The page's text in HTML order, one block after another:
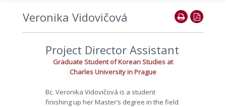
Veronika Vidovičová
Project Director Assistant
Graduate Student of Korean Studies at
Charles University in Prague
Bc. Veronika Vidovičová is a student
finishing up her Master’s degree in the field